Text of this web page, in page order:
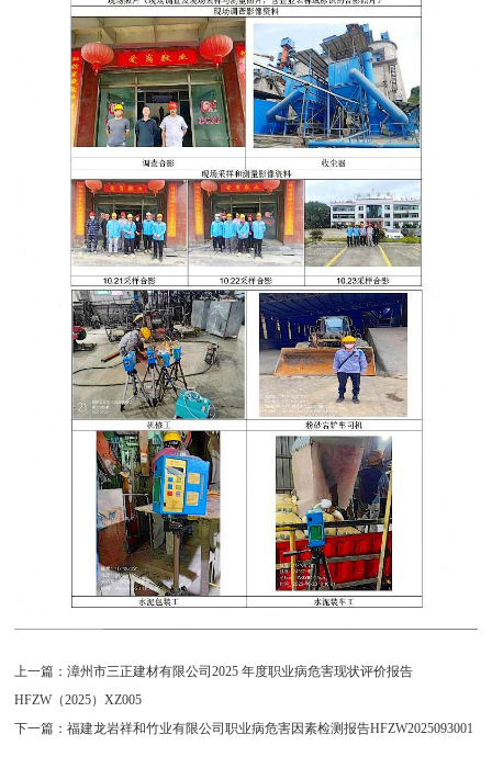
上一篇：漳州市三正建材有限公司2025 年度职业病危害现状评价报告
HFZW（2025）XZ005
下一篇：福建龙岩祥和竹业有限公司职业病危害因素检测报告HFZW2025093001